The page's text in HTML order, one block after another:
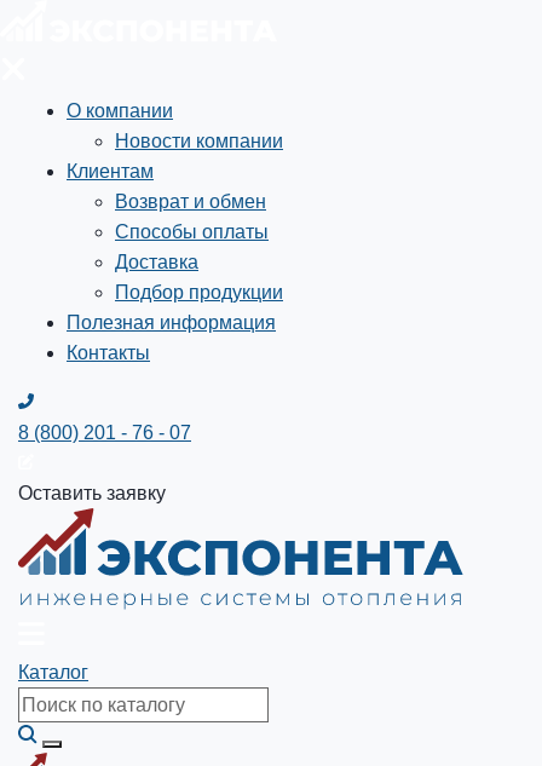
О компании
Новости компании
Клиентам
Возврат и обмен
Способы оплаты
Доставка
Подбор продукции
Полезная информация
Контакты
8 (800) 201 - 76 - 07
Оставить заявку
Каталог